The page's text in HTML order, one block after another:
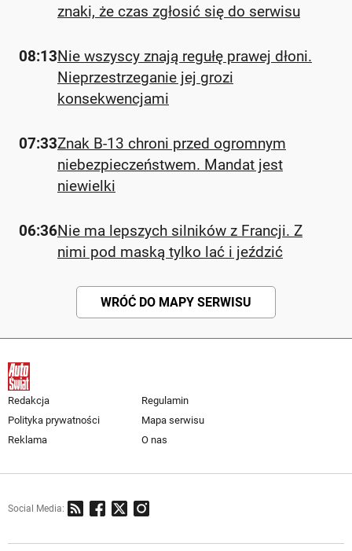
znaki, że czas zgłosić się do serwisu
08:13Nie wszyscy znają regułę prawej dłoni.
Nieprzestrzeganie jej grozi
konsekwencjami
07:33Znak B-13 chroni przed ogromnym
niebezpieczeństwem. Mandat jest
niewielki
06:36Nie ma lepszych silników z Francji. Z
nimi pod maską tylko lać i jeździć
WRÓĆ DO MAPY SERWISU
Redakcja
Regulamin
Polityka prywatności
Mapa serwisu
Reklama
O nas
Social Media: